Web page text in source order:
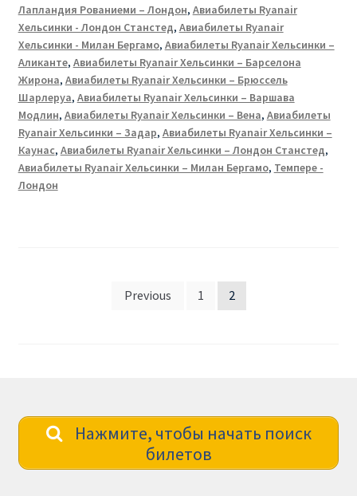
Лапландия Рованиеми – Лондон, Авиабилеты Ryanair
Хельсинки - Лондон Станстед, Авиабилеты Ryanair
Хельсинки - Милан Бергамо, Авиабилеты Ryanair Хельсинки –
Аликанте, Авиабилеты Ryanair Хельсинки – Барселона
Жирона, Авиабилеты Ryanair Хельсинки – Брюссель
Шарлеруа, Авиабилеты Ryanair Хельсинки – Варшава
Модлин, Авиабилеты Ryanair Хельсинки – Вена, Авиабилеты
Ryanair Хельсинки – Задар, Авиабилеты Ryanair Хельсинки –
Каунас, Авиабилеты Ryanair Хельсинки – Лондон Станстед,
Авиабилеты Ryanair Хельсинки – Милан Бергамо, Темпере -
Лондон
Previous 1 2
Нажмите, чтобы начать поиск
билетов